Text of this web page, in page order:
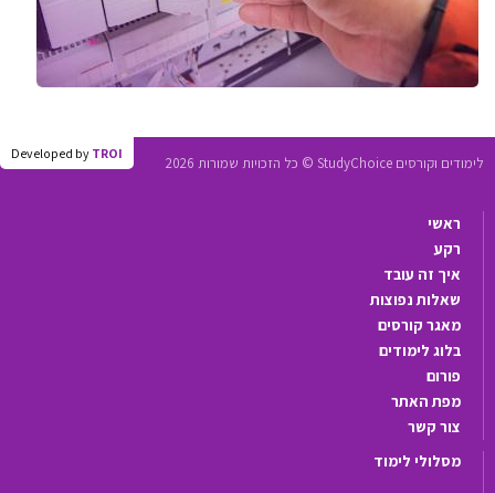
Developed by TROI
לימודים וקורסים StudyChoice © כל הזכויות שמורות 2026
ראשי
רקע
איך זה עובד
שאלות נפוצות
מאגר קורסים
בלוג לימודים
פורום
מפת האתר
צור קשר
מסלולי לימוד